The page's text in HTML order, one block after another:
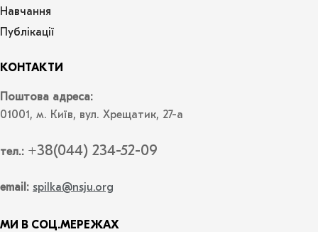
Навчання
Публікації
КОНТАКТИ
Поштова адреса:
01001, м. Київ, вул. Хрещатик, 27-а
тел.: +38(044) 234-52-09
email: spilka@nsju.org
МИ В СОЦ.МЕРЕЖАХ